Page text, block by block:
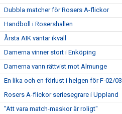
Dubbla matcher för Rosers A-flickor
Handboll i Rosershallen
Årsta AIK väntar ikväll
Damerna vinner stort i Enköping
Damerna vann rättvist mot Almunge
En lika och en förlust i helgen för F-02/03
Rosers A-flickor seriesegrare i Uppland
"Att vara match-maskor är roligt"